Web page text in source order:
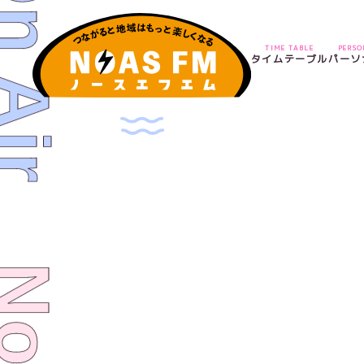
TIME TABLE
タイムテーブルパー